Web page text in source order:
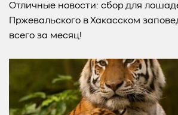
Отличные новости: сбор для
Пржевальского в Хакасском
всего за месяц!